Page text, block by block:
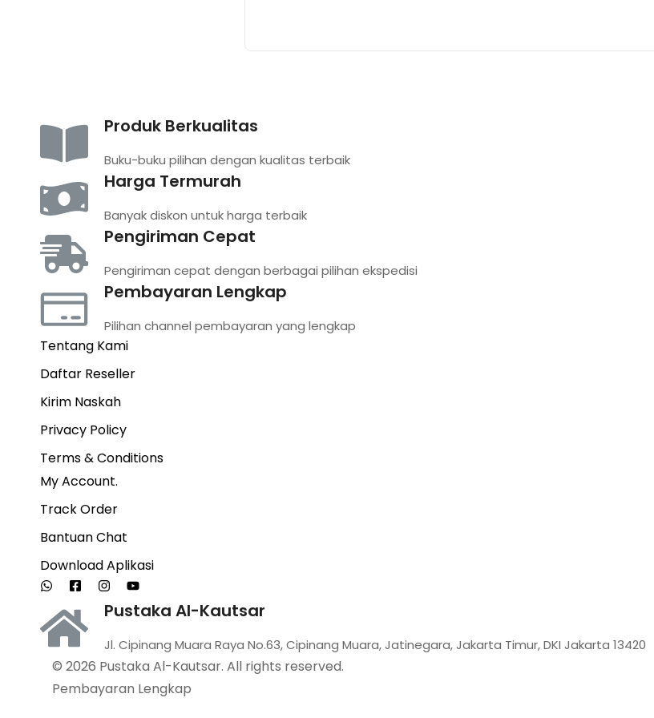
Produk Berkualitas
Buku-buku pilihan dengan kualitas terbaik
Harga Termurah
Banyak diskon untuk harga terbaik
Pengiriman Cepat
Pengiriman cepat dengan berbagai pilihan ekspedisi
Pembayaran Lengkap
Pilihan channel pembayaran yang lengkap
Tentang Kami
Daftar Reseller
Kirim Naskah
Privacy Policy
Terms & Conditions
My Account.
Track Order
Bantuan Chat
Download Aplikasi
Pustaka Al-Kautsar
Jl. Cipinang Muara Raya No.63, Cipinang Muara, Jatinegara, Jakarta Timur, DKI Jakarta 13420
© 2026 Pustaka Al-Kautsar. All rights reserved.
Pembayaran Lengkap